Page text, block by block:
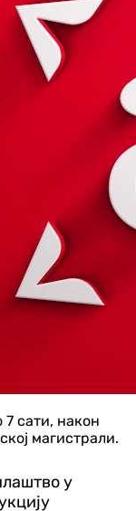
7 сати, након
магистрали.
у